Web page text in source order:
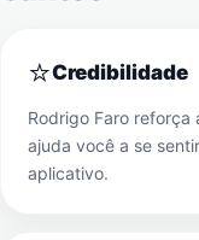
⭐Credibilidade
Rodrigo Faro reforça
ajuda você a se
aplicativo.